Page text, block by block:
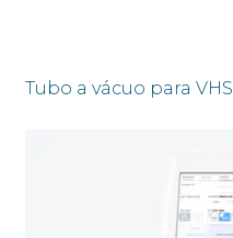
Tubo a vácuo para VHS